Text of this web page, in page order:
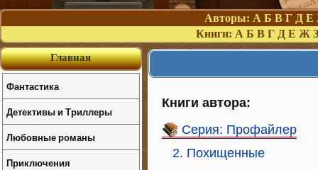
Авторы: А Б В Г Д Е
Книги: А Б В Г Д Е Ж З
Книги автора:
Серия: Профайлер
2. Похищенные
Главная
Фантастика
Детективы и Триллеры
Любовные романы
Приключения